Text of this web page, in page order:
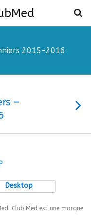
2015-2016
–
Desktop
Club Med est une marque